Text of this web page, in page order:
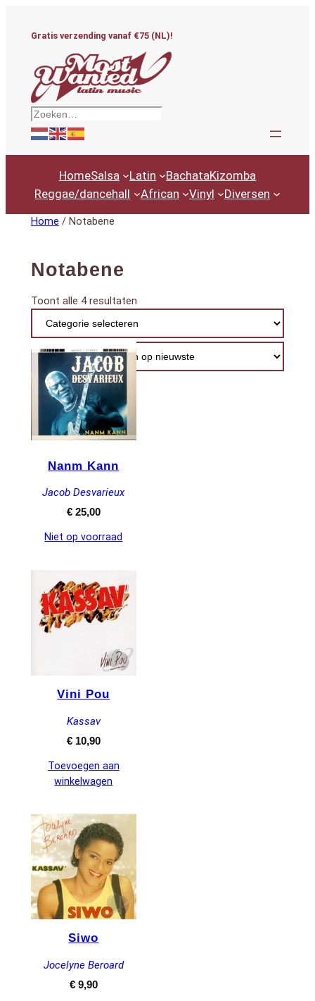
Gratis verzending vanaf €75 (NL)!
Zoeken
HomeSalsa Latin BachataKizomba
Reggae/dancehall
African Vinyl Diversen
Home / Notabene
Notabene
Toont alle 4 resultatenGesorteerd
nieuwste
Nanm Kann
Jacob Desvarieux
€25,00
Niet op voorraad
Vini Pou
Kassav
€10,90
Toevoegen aan
winkelwagen
Siwo
Jocelyne Beroard
€9,90